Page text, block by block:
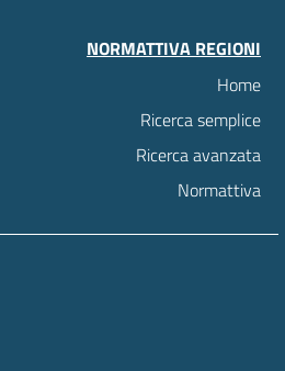
NORMATTIVA REGIONI
Home
Ricerca semplice
Ricerca avanzata
Normattiva